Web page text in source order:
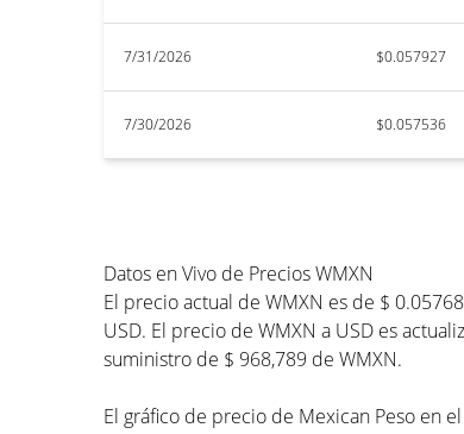
7/31/2026 $0.057927
7/30/2026 $0.057536
Datos en Vivo de Precios WMXN
El precio actual de WMXN es de $
USD. El precio de WMXN a USD es
suministro de $ 968,789 de WMXN.
El gráfico de precio de Mexican Peso en